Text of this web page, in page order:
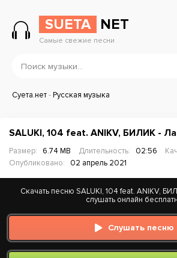
SUETA NET
Самые свежие песни
Суета.нет-Русская музыка
SALUKI, 104 feat. ANIKV, БИЛИК -
Размер: 6.74 MB Длительность: 02:56
Опубликовано:
02 апрель 2021
Скачать песню SALUKI, 104 feat. ANIKV,
слушать онлайн
Слушать песню